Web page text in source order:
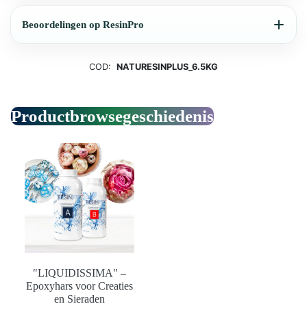
Beoordelingen op ResinPro
COD: NATURESINPLUS_6.5KG
Productbrowsegeschiedenis
"LIQUIDISSIMA" –
Epoxyhars voor Creaties
en Sieraden